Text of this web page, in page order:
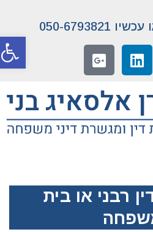
פתח
6793821
רבני או בית